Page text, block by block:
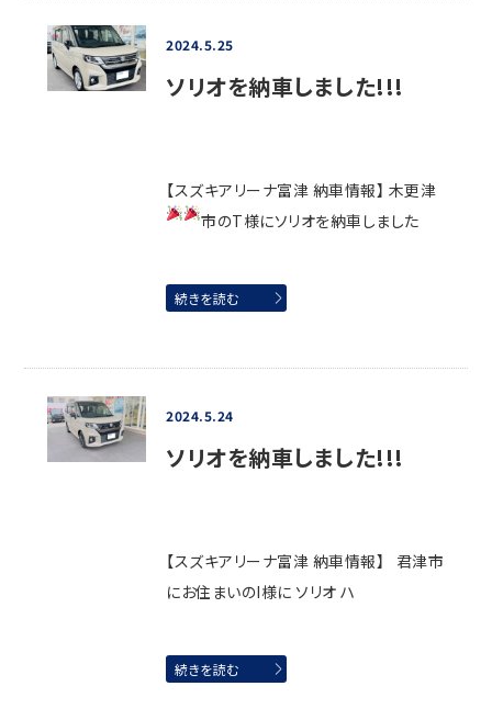
2024.5.25
ソリオを納車しました!!!
【スズキアリーナ富津 納車情報】 木更津
市のT様にソリオを納車しました
続きを読む
2024.5.24
ソリオを納車しました!!!
【スズキアリーナ富津 納車情報】 君津市
にお住まいのI様に ソリオ ハ
続きを読む